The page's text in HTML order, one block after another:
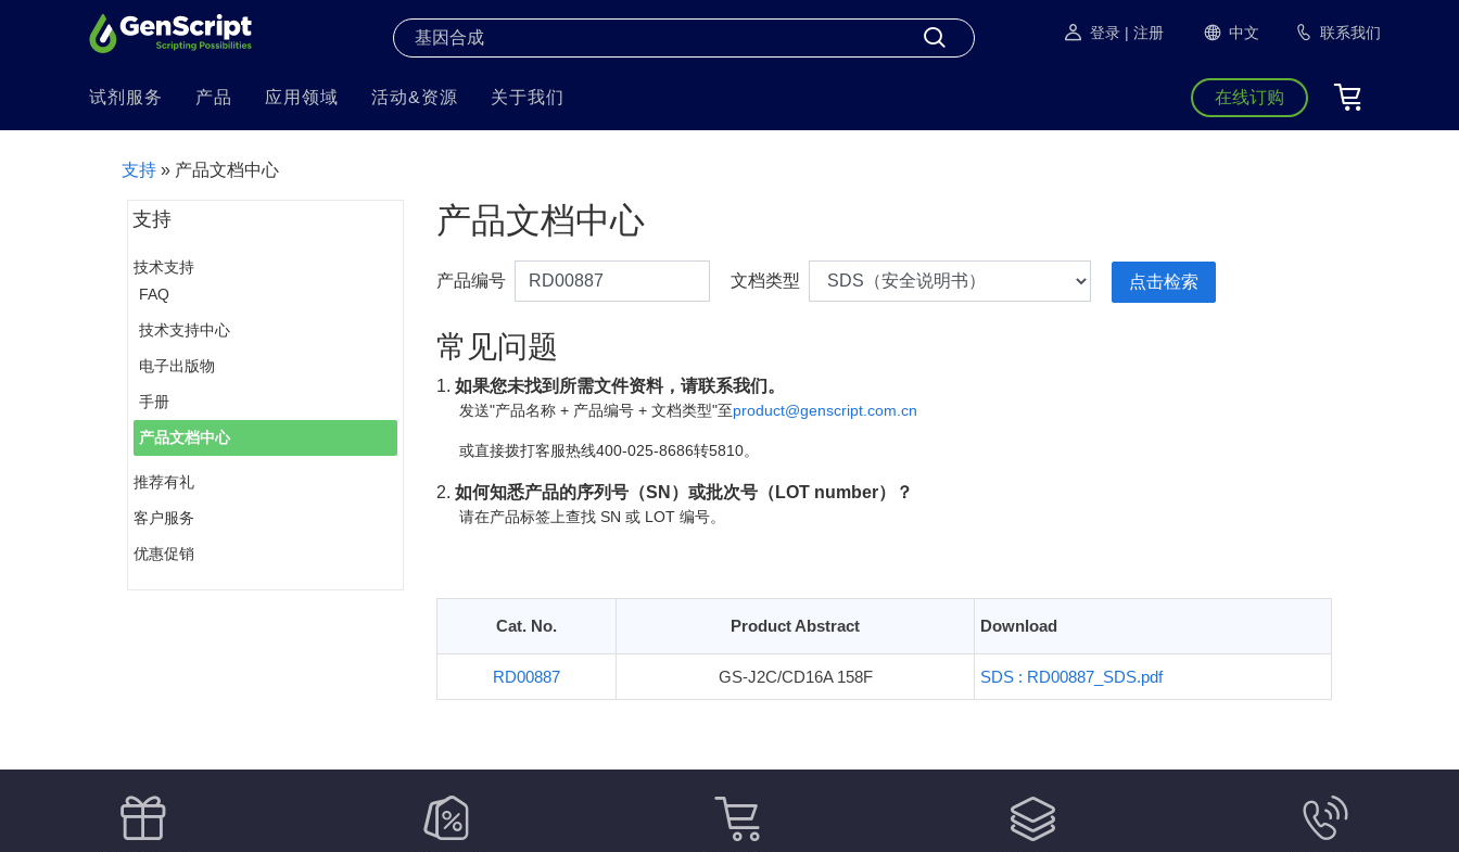
登录 | 注册 中文 联系我们
试剂服务 产品 应用领域 活动&资源 关于我们 在线订购
支持 » 产品文档中心
支持
技术支持
FAQ
技术支持中心
电子出版物
手册
产品文档中心
推荐有礼
客户服务
优惠促销
产品文档中心
产品编号 文档类型
常见问题
1. 如果您未找到所需文件资料，请联系我们。
发送"产品名称 + 产品编号 + 文档类型"至product@genscript.com.cn
或直接拨打客服热线400-025-8686转5810。
2. 如何知悉产品的序列号（SN）或批次号（LOT number）？
请在产品标签上查找 SN 或 LOT 编号。
Cat. No. Product Abstract Download
RD00887 GS-J2C/CD16A 158F SDS : RD00887_SDS.pdf